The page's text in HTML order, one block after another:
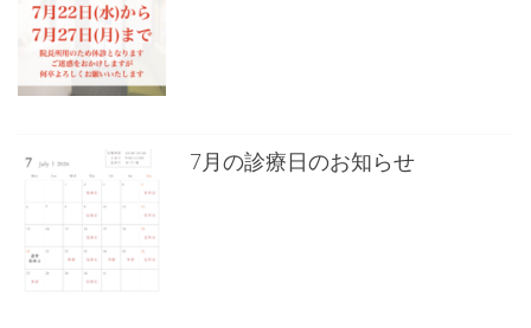
7月の診療日のお知らせ